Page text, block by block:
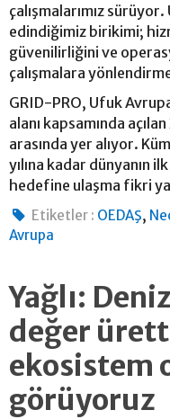
çalışmalarımız
edindiğimiz birikimi;
güvenilirliğini ve
çalışmalara
GRID-PRO, Ufuk
alanı kapsamında
arasında yer alıyor.
yılına kadar dünyanın
hedefine ulaşma fikri
Etiketler : OEDAŞ,
Avrupa
Yağlı:
değer
ekosistem
görüyoruz